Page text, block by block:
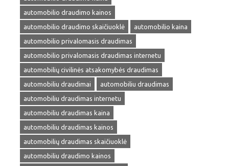
automobilio draudimo kainos
automobilio draudimo skaičiuoklė
automobilio kaina
automobilio privalomasis draudimas
automobilio privalomasis draudimas internetu
automobilių civilinės atsakomybės draudimas
automobiliu draudimai
automobiliu draudimas
automobiliu draudimas internetu
automobiliu draudimas kaina
automobiliu draudimas kainos
automobilių draudimas skaičiuoklė
automobiliu draudimo kainos